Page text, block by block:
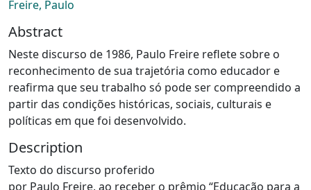
Freire, Paulo
Abstract
Neste discurso de 1986, Paulo Freire reflete sobre o
reconhecimento de sua trajetória como educador e
reafirma que seu trabalho só pode ser compreendido a
partir das condições históricas, sociais, culturais e
políticas em que foi desenvolvido.
Description
Texto do discurso proferido
por Paulo Freire, ao receber o prêmio “Educação para a